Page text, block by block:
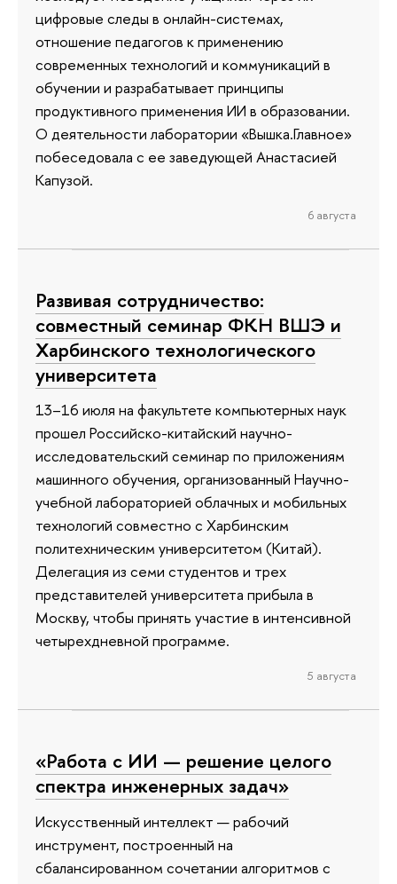
цифровые следы в онлайн-системах,
отношение педагогов к применению
современных технологий и коммуникаций в
обучении и разрабатывает принципы
продуктивного применения ИИ в образовании.
О деятельности лаборатории «Вышка.Главное»
побеседовала с ее заведующей Анастасией
Капузой.
6 августа
Развивая сотрудничество:
совместный семинар ФКН ВШЭ и
Харбинского технологического
университета
13–16 июля на факультете компьютерных наук
прошел Российско-китайский научно-
исследовательский семинар по приложениям
машинного обучения, организованный Научно-
учебной лабораторией облачных и мобильных
технологий совместно с Харбинским
политехническим университетом (Китай).
Делегация из семи студентов и трех
представителей университета прибыла в
Москву, чтобы принять участие в интенсивной
четырехдневной программе.
5 августа
«Работа с ИИ — решение целого
спектра инженерных задач»
Искусственный интеллект — рабочий
инструмент, построенный на
сбалансированном сочетании алгоритмов с